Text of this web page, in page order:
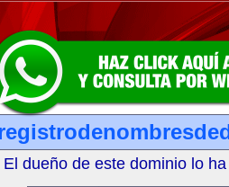
El dueño de este dominio lo